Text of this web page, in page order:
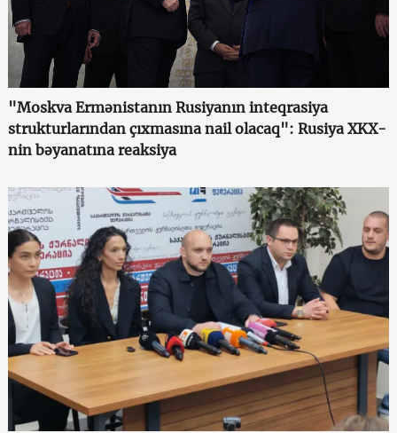
"Moskva Ermənistanın Rusiyanın inteqrasiya
strukturlarından çıxmasına nail olacaq": Rusiya XKX-
nin bəyanatına reaksiya